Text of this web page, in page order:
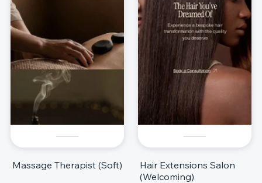
Massage Therapist (Soft)
Hair Extensions Salon
(Welcoming)